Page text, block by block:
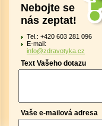
Nebojte se
nás zeptat!
Tel.: +420 603 281 096
E-mail:
info@zdravotyka.cz
Text Vašeho dotazu
Vaše e-mailová adresa